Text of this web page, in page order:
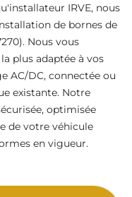
IRVE, nous
de bornes de
Nous vous
plus adaptée à vos
AC/DC, connectée ou
existante. Notre
optimisée
de votre véhicule
en vigueur.